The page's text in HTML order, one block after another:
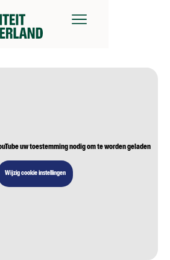
uw toestemming nodig om te worden geladen
Wijzig cookie instellingen